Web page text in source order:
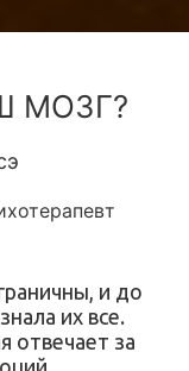
МОЗГ?
и до
их все.
отвечает за